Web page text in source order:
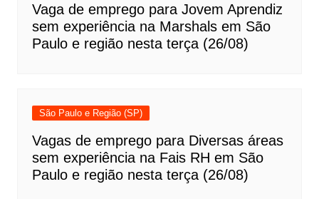
Vaga de emprego para Jovem Aprendiz
sem experiência na Marshals em São
Paulo e região nesta terça (26/08)
São Paulo e Região (SP)
Vagas de emprego para Diversas áreas
sem experiência na Fais RH em São
Paulo e região nesta terça (26/08)